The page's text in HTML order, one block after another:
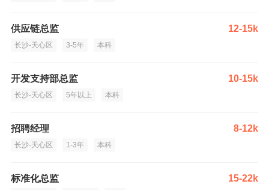
供应链总监 12-15k
长沙-天心区 3-5年 本科
开发支持部总监 10-15k
长沙-天心区 5年以上 本科
招聘经理 8-12k
长沙-天心区 1-3年 本科
标准化总监 15-22k